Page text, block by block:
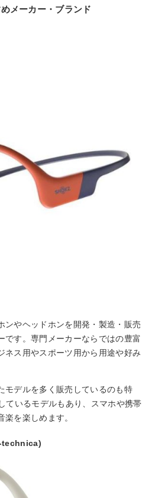
メーカー・ブランド
ンやヘッドホンを開発・製造・販売
です。専門メーカーならではの豊富
ネス用やスポーツ用から用途や好み
モデルを多く販売しているのも特
ているモデルもあり、スマホや携帯
を楽しめます。
technica)